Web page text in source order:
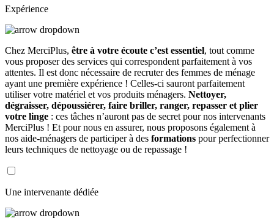
Expérience
Chez MerciPlus, être à votre écoute c’est essentiel, tout comme
vous proposer des services qui correspondent parfaitement à vos
attentes. Il est donc nécessaire de recruter des femmes de ménage
ayant une première expérience ! Celles-ci sauront parfaitement
utiliser votre matériel et vos produits ménagers. Nettoyer,
dégraisser, dépoussiérer, faire briller, ranger, repasser et plier
votre linge : ces tâches n’auront pas de secret pour nos intervenants
MerciPlus ! Et pour nous en assurer, nous proposons également à
nos aide-ménagers de participer à des formations pour perfectionner
leurs techniques de nettoyage ou de repassage !
Une intervenante dédiée